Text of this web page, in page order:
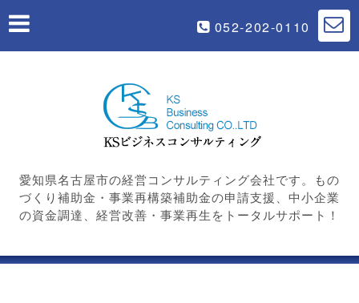
052-202-0110
愛知県名古屋市の経営コンサルティング会社です。もの
づくり補助金・事業再構築補助金の申請支援、中小企業
の資金調達、経営改善・事業再生をトータルサポート！